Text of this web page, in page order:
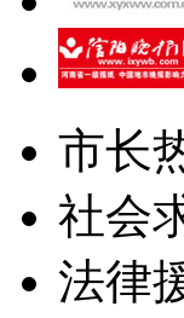
市长
社会
法律